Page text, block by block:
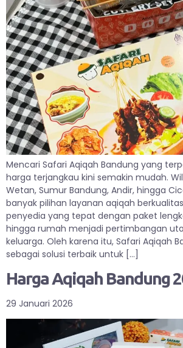
Mencari Safari Aqiqah Bandung yang
harga terjangkau kini semakin mudah.
Wetan, Sumur Bandung, Andir, hingga
banyak pilihan layanan aqiqah
penyedia yang tepat dengan paket
hingga rumah menjadi pertimbangan
keluarga. Oleh karena itu, Safari Aqiqah
sebagai solusi terbaik untuk […]
Harga Aqiqah Bandung
29 Januari 2026